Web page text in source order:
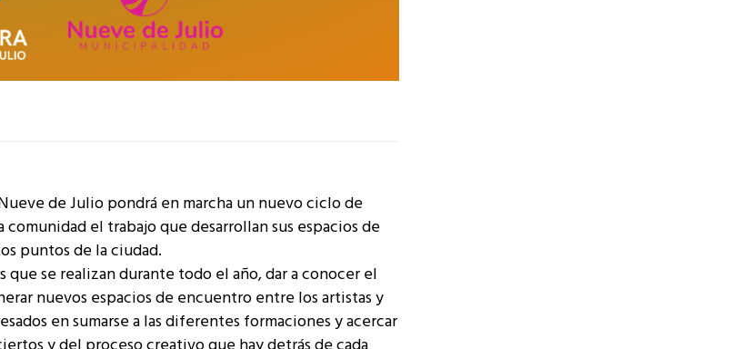
de Julio pondrá en marcha un nuevo ciclo de
comunidad el trabajo que desarrollan sus espacios de
puntos de la ciudad.
se realizan durante todo el año, dar a conocer el
nuevos espacios de encuentro entre los artistas y
en sumarse a las diferentes formaciones y acercar